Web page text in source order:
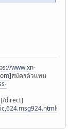
www.xn-
]สมัครตัวแทน
direct]